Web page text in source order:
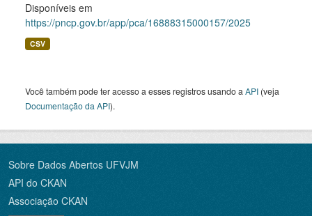
Disponíveis em
https://pncp.gov.br/app/pca/16888315000157/2025
CSV
Você também pode ter acesso a esses registros usando a API (veja
Documentação da API).
Sobre Dados Abertos UFVJM
API do CKAN
Associação CKAN